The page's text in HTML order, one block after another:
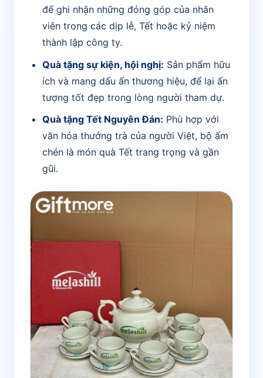
để ghi nhận những đóng góp của nhân
viên trong các dịp lễ, Tết hoặc kỷ niệm
thành lập công ty.
Quà tặng sự kiện, hội nghị: Sản phẩm hữu
ích và mang dấu ấn thương hiệu, để lại ấn
tượng tốt đẹp trong lòng người tham dự.
Quà tặng Tết Nguyên Đán: Phù hợp với
văn hóa thưởng trà của người Việt, bộ ấm
chén là món quà Tết trang trọng và gần
gũi.